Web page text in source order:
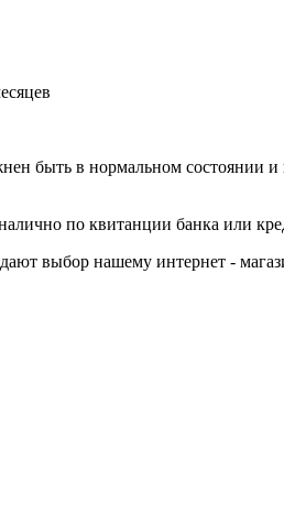
быть в нормальном состоянии и
по квитанции банка или
выбор нашему интернет -